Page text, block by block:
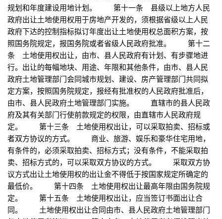
规划和年度建设用地计划。 第十一条 县级以上地方人民
政府出让土地使用权用于房地产开发的，须根据省级以上人民
政府下达的控制指标拟订年度出让土地使用权总面积方案，按
照国务院规定，报国务院或者省级人民政府批准。 第十二
条 土地使用权出让，由市、县人民政府有计划、有步骤地进
行。出让的每幅地块、用途、年限和其他条件，由市、县人民
政府土地管理部门会同城市规划、建设、房产管理部门共同拟
定方案，按照国务院规定，报经有批准权的人民政府批准后，
由市、县人民政府土地管理部门实施。 直辖市的县人民政
府及其有关部门行使前款规定的权限，由直辖市人民政府规
定。 第十三条 土地使用权出让，可以采取拍卖、招标或
者双方协议的方式。 商业、旅游、娱乐和豪华住宅用地，
有条件的，必须采取拍卖、招标方式；没有条件，不能采取拍
卖、招标方式的，可以采取双方协议的方式。 采取双方协
议方式出让土地使用权的出让金不得低于按国家规定所确定的
最低价。 第十四条 土地使用权出让最高年限由国务院规
定。 第十五条 土地使用权出让，应当签订书面出让合
同。 土地使用权出让合同由市、县人民政府土地管理部门